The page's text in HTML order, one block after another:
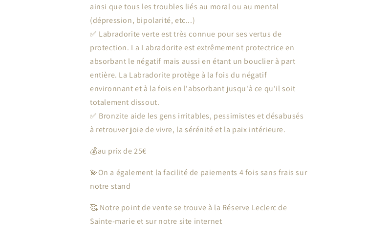
ainsi que tous les troubles liés au moral ou au mental
(dépression, bipolarité, etc...)
✅ Labradorite verte est très connue pour ses vertus de
protection. La Labradorite est extrêmement protectrice en
absorbant le négatif mais aussi en étant un bouclier à part
entière. La Labradorite protège à la fois du négatif
environnant et à la fois en l'absorbant jusqu'à ce qu'il soit
totalement dissout.
✅ Bronzite aide les gens irritables, pessimistes et désabusés
à retrouver joie de vivre, la sérénité et la paix intérieure.
💰au prix de 25€
💫On a également la facilité de paiements 4 fois sans frais sur
notre stand
🥰 Notre point de vente se trouve à la Réserve Leclerc de
Sainte-marie et sur notre site internet